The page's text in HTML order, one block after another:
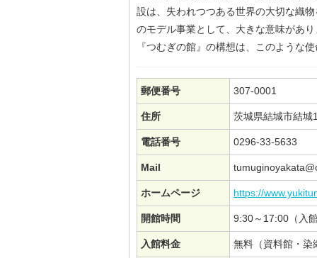
設は、失われつつある世界の大切な織
のモデル事業として、大きな意味があ
『つむぎの館』の構想は、このような
郵便番号 307-0001
住所 茨城県結城市結城
電話番号 0296-33-5633
Mail
ホームページ https://
開館時間 9:30～17:00（入
入館料金 無料（資料館・染